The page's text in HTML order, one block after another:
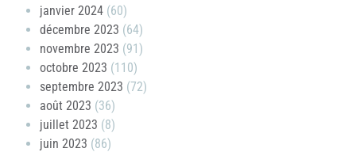
janvier 2024 (60)
décembre 2023 (64)
novembre 2023 (91)
octobre 2023 (110)
septembre 2023 (72)
août 2023 (36)
juillet 2023 (8)
juin 2023 (86)